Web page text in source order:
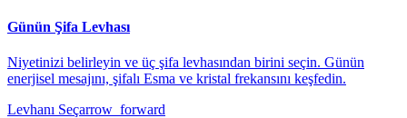
Günün Şifa Levhası
Niyetinizi belirleyin ve üç şifa levhasından birini seçin. Günün
enerjisel mesajını, şifalı Esma ve kristal frekansını keşfedin.
Levhanı Seçarrow_forward